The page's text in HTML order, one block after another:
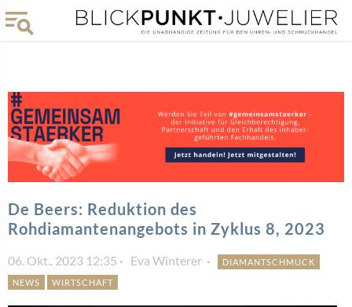
De Beers: Reduktion des
Rohdiamantenangebots in Zyklus 8, 2023
06. Okt.. 2023 12:35 Eva Winterer
DIAMANTSCHMUCK
NEWS
WIRTSCHAFT